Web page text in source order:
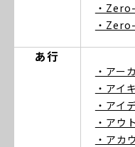
・
・
あ行
・アー
・アイ
・アイ
・アウ
・アカ